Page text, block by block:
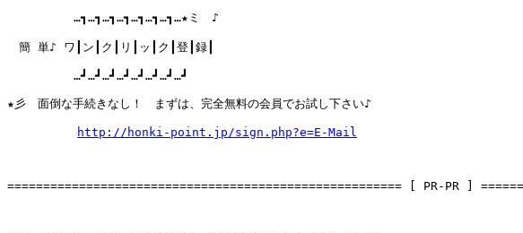
…┓…┓…┓…┓…┓…┓…┓…★ミ　♪
簡 単♪ ワ┃ン┃ク┃リ┃ッ┃ク┃登┃録┃
  　    　…┛…┛…┛…┛…┛…┛…┛…┛
★彡　面倒な手続きなし！　まずは、完全無料の会員でお試し下さい♪
http://honki-point.jp/sign.php?e=E-Mail
======================================================= [ PR-PR ]